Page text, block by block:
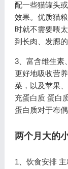
配一些猫罐头
效果。优质猫
时就不需要喂
到长肉、发腮的
3、富含维生素
更好地吸收营
菜，以及苹果
充蛋白质 蛋白
蛋白质对于布
两个月大的
1、饮食安排